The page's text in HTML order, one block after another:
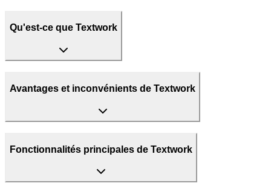
Qu'est-ce que Textwork
Avantages et inconvénients de Textwork
Fonctionnalités principales de Textwork